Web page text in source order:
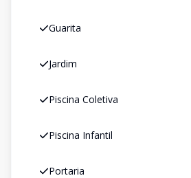
Guarita
Jardim
Piscina Coletiva
Piscina Infantil
Portaria